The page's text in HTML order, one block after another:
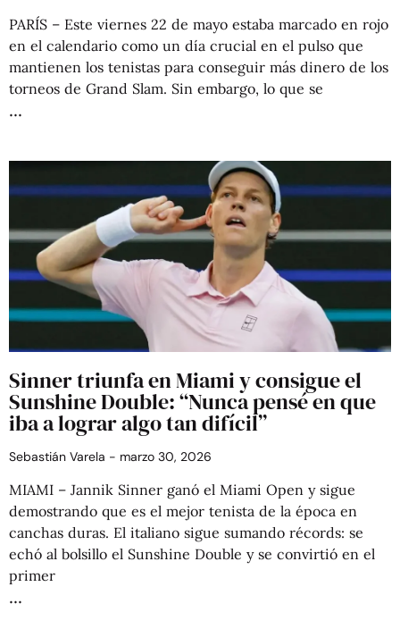
PARÍS – Este viernes 22 de mayo estaba marcado en rojo
en el calendario como un día crucial en el pulso que
mantienen los tenistas para conseguir más dinero de los
torneos de Grand Slam. Sin embargo, lo que se
Sinner triunfa en Miami y consigue el
Sunshine Double: “Nunca pensé en que
iba a lograr algo tan difícil”
Sebastián Varela marzo 30, 2026
MIAMI – Jannik Sinner ganó el Miami Open y sigue
demostrando que es el mejor tenista de la época en
canchas duras. El italiano sigue sumando récords: se
echó al bolsillo el Sunshine Double y se convirtió en el
primer